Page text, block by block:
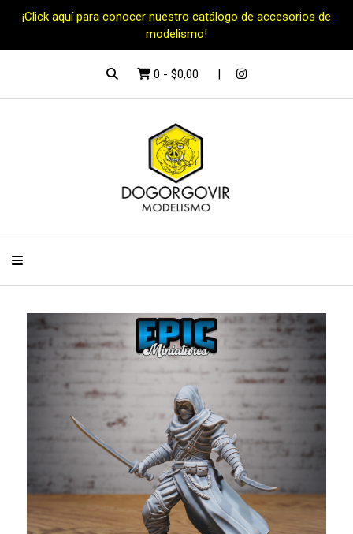
¡Click aquí para conocer nuestro catálogo de accesorios de
modelismo!
0 - $0,00